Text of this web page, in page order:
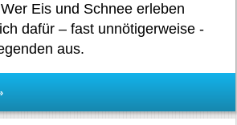
Eis und Schnee erleben
dafür – fast unnötigerweise -
aus.